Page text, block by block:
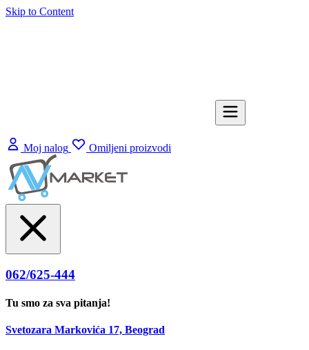
Skip to Content
Moj nalog Omiljeni proizvodi
062/625-444
Tu smo za sva pitanja!
Svetozara Markovića 17, Beograd